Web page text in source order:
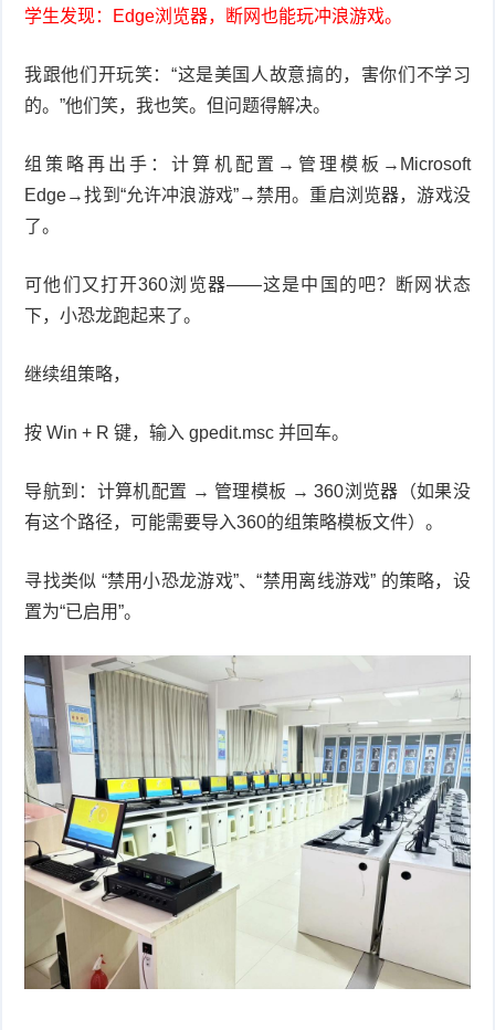
学生发现：Edge浏览器，断网也能玩冲浪游戏。
我跟他们开玩笑：“这是美国人故意搞的，害你们不学习
的。”他们笑，我也笑。但问题得解决。
组策略再出手：计算机配置→管理模板→ Microsoft
Edge→找到“允许冲浪游戏”→禁用。重启浏览器，游戏没
了。
可他们又打开360浏览器——这是中国的吧？断网状态
下，小恐龙跑起来了。
继续组策略，
按 Win + R 键，输入 gpedit.msc 并回车。
导航到：计算机配置 → 管理模板 → 360浏览器（如果没
有这个路径，可能需要导入360的组策略模板文件）。
寻找类似 “禁用小恐龙游戏”、“禁用离线游戏” 的策略，设
置为“已启用”。